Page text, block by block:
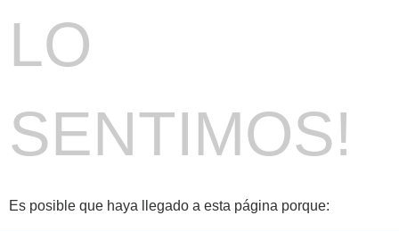
LO
SENTIMOS!
Es posible que haya llegado a esta página porque: